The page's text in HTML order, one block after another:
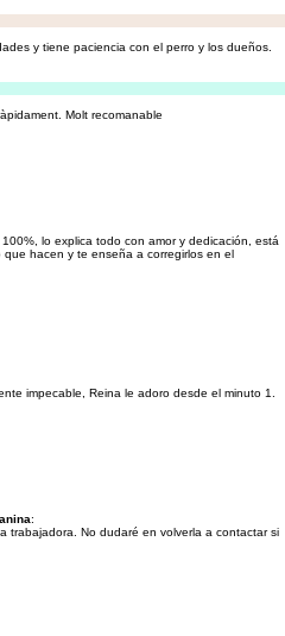
y tiene paciencia con el perro y los dueños.
Molt recomanable
lo explica todo con amor y dedicación, está
hacen y te enseña a corregirlos en el
impecable, Reina le adoro desde el minuto 1.
:
trabajadora. No dudaré en volverla a contactar si